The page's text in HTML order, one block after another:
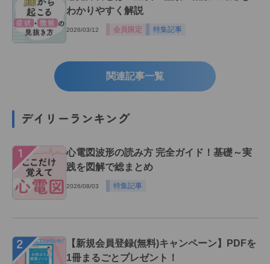
わかりやすく解説
2026/03/12 会員限定 特集記事
関連記事一覧
デイリーランキング
１
心電図波形の読み方 完全ガイド！基礎～実
践を図解で総まとめ
2026/08/03 特集記事
２
【新規会員登録(無料)キャンペーン】PDFを
1冊まるごとプレゼント！